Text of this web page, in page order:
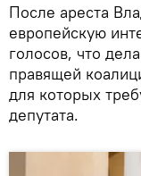
После ареста
европейскую
голосов, что
правящей
для которых
депутата.